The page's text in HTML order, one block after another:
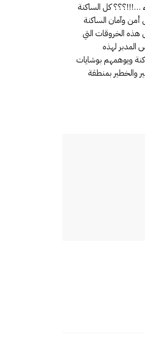
…!!!؟؟؟ كل الساكنة
وآمان الساكنة
الخروقات التي
المدبر لهذه
ويوهمهم بوشايات
والخطير بمنطقة